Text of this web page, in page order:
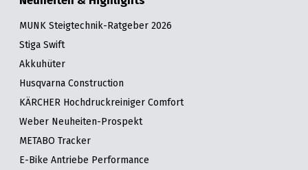
MUNK Steigtechnik-Ratgeber 2026
Stiga Swift
Akkuhüter
Husqvarna Construction
KÄRCHER Hochdruckreiniger Comfort
Weber Neuheiten-Prospekt
METABO Tracker
E-Bike Antriebe Performance